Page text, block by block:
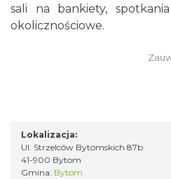
sali na bankiety,
okolicznościowe.
Lokalizacja:
Ul. Strzelców Bytomskich 87b
41-900 Bytom
Gmina: Bytom